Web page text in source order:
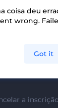
receber
a
coisa deu
wrong.
Got it